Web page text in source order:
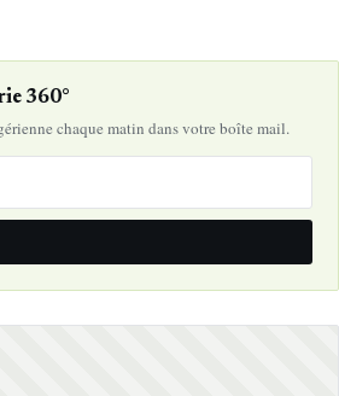
360°
chaque matin dans votre boîte mail.